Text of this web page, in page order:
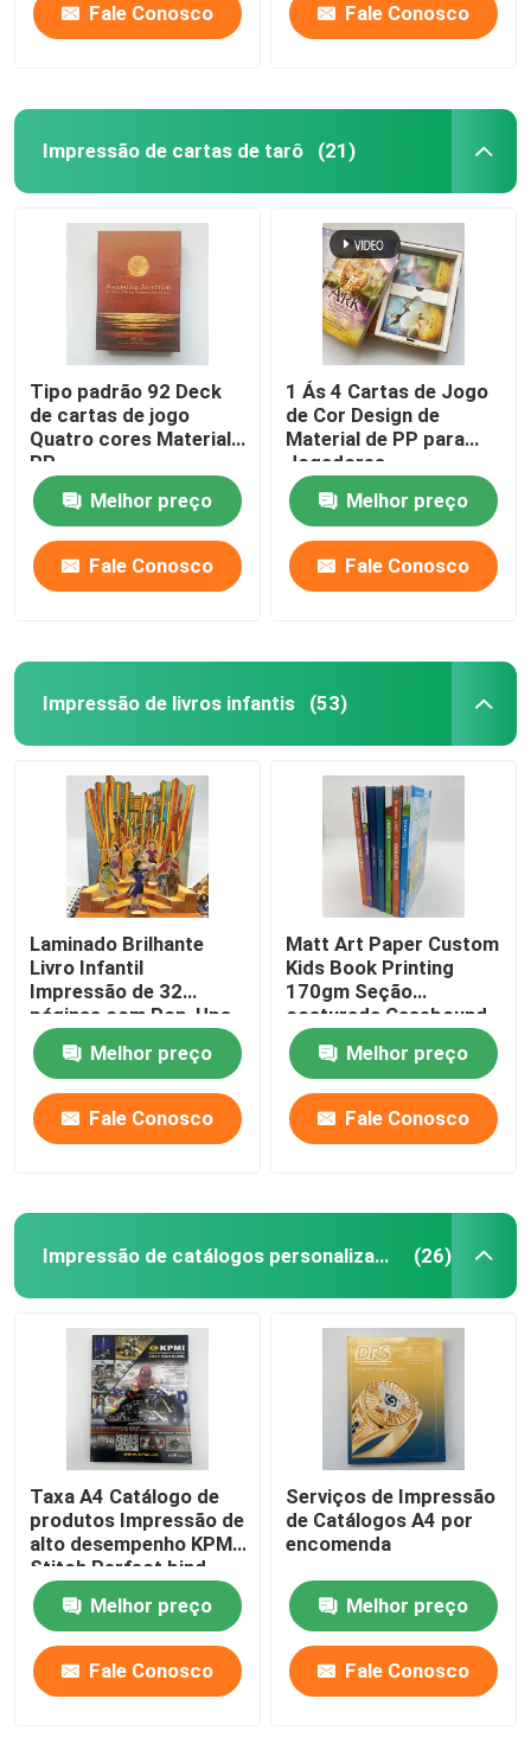
Fale Conosco Fale Conosco
Impressão de cartas de tarô (21)
Tipo padrão 92 Deck
de cartas de jogo
Quatro cores Material
PP
Melhor preço
Fale Conosco
1 Ás 4 Cartas de Jogo
de Cor Design de
Material de PP para
Jogadores
Melhor preço
Fale Conosco
Impressão de livros infantis (53)
Laminado Brilhante
Livro Infantil
Impressão de 32
páginas com Pop-Ups
em tamanho 8.5x11
Melhor preço
Fale Conosco
Matt Art Paper Custom
Kids Book Printing
170gm Seção
costurada Casebound
Melhor preço
Fale Conosco
Impressão de catálogos personalizados (26)
Taxa A4 Catálogo de
produtos Impressão de
alto desempenho KPMI
Stitch Perfect bind
Melhor preço
Fale Conosco
Serviços de Impressão
de Catálogos A4 por
encomenda
Melhor preço
Fale Conosco